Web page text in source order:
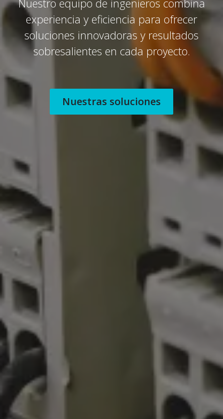
Nuestro equipo de ingenieros combina
experiencia y eficiencia para ofrecer
soluciones innovadoras y resultados
sobresalientes en cada proyecto.
Nuestras soluciones